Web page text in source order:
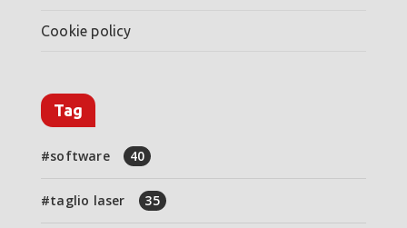
Cookie policy
Tag
software 40
taglio laser 35